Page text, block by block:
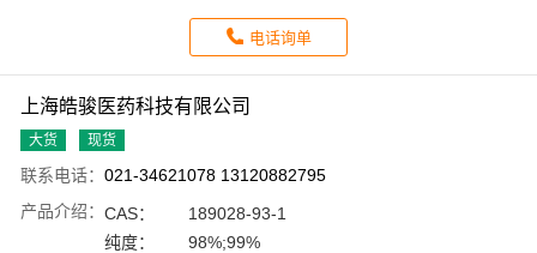
电话询单
上海皓骏医药科技有限公司
大货 现货
联系电话： 021-34621078 13120882795
产品介绍： CAS：
189028-93-1
纯度：
98%;99%